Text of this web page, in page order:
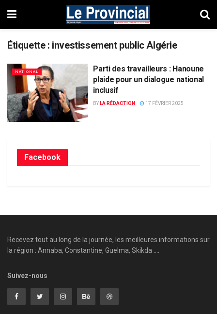
Étiquette : investissement public Algérie
NATIONAL
Parti des travailleurs : Hanoune
plaide pour un dialogue national
inclusif
BY LA RÉDACTION 17 FÉVRIER 2025
Facebook
Recevez tout au long de la journée, les meilleures informations sur
la région : Annaba, Constantine, Guelma, Skikda ....
Suivez-nous